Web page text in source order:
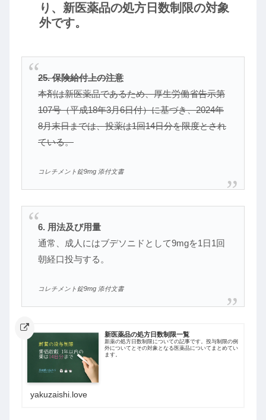
り、新医薬品の処方日数制限の対象
外です。
25. 保険給付上の注意
本剤は新医薬品であるため、厚生労働省告示第
107号（平成18年3月6日付）に基づき、2024年
8月末日までは、投薬は1回14日分を限度とされ
ている。
コレチメント錠9mg 添付文書
6. 用法及び用量
通常、成人にはブデソニドとして9mgを1日1回
朝経口投与する。
コレチメント錠9mg 添付文書
新医薬品の処方日数制限一覧
新薬の処方日数制限についての記事です。投与制限の例
外についてとその対象となる医薬品についてまとめてい
ます。
yakuzaishi.love